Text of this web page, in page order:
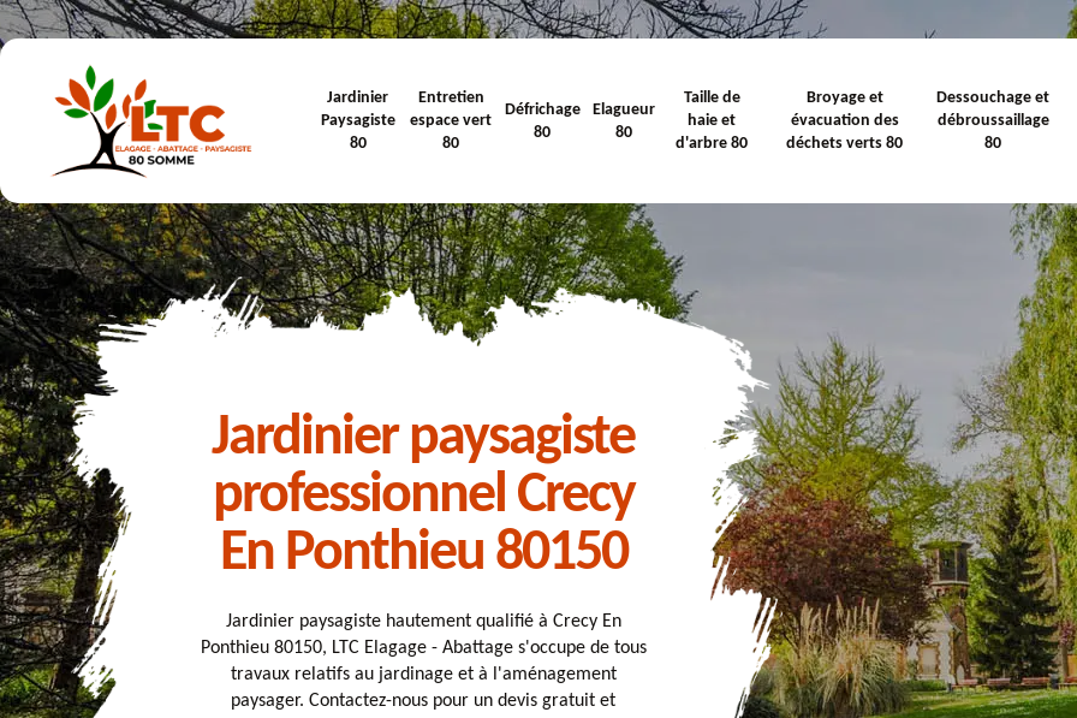
Jardinier
Paysagiste
80
Entretien
espace vert
80
Défrichage
80
Elagueur
80
Taille de
haie et
d'arbre 80
Broyage et
évacuation des
déchets verts 80
Dessouchage et
débroussaillage
80
Jardinier paysagiste
professionnel Crecy
En Ponthieu 80150
Jardinier paysagiste hautement qualifié à Crecy En
Ponthieu 80150, LTC Elagage - Abattage s'occupe de tous
travaux relatifs au jardinage et à l'aménagement
paysager. Contactez-nous pour un devis gratuit et